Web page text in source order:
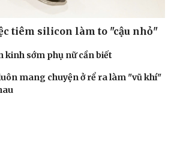
tiêm silicon làm to "cậu nhỏ"
kinh sớm phụ nữ cần biết
mang chuyện ở rể ra làm "vũ khí"